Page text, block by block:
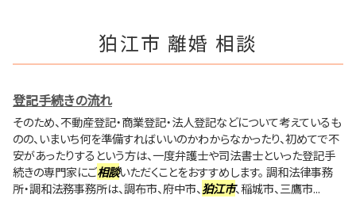
狛江市 離婚 相談
登記手続きの流れ
そのため、不動産登記・商業登記・法人登記などについて考えているも
のの、いまいち何を準備すればいいのかわからなかったり、初めてで不
安があったりするという方は、一度弁護士や司法書士といった登記手
続きの専門家にご相談いただくことをおすすめします。 調和法律事務
所・調和法務事務所は、調布市、府中市、狛江市、稲城市、三鷹市...